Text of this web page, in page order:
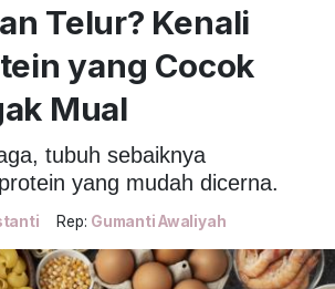
Telur? Kenali
yang Cocok
Mual
tubuh sebaiknya
yang mudah dicerna.
Rep: Gumanti Awaliyah